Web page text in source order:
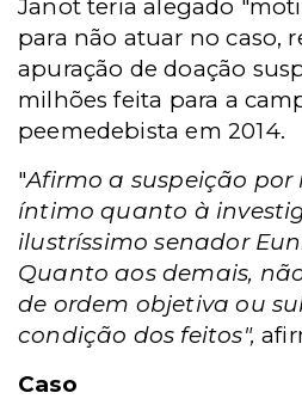
Janot teria alegado
para não atuar no caso,
apuração de doação
milhões feita para a
peemedebista em 2014.
"Afirmo a suspeição por
íntimo quanto à
ilustríssimo senador
Quanto aos demais,
de ordem objetiva ou
condição dos feitos",
Caso